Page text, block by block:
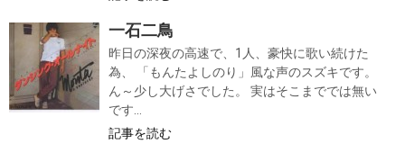
一石二鳥
昨日の深夜の高速で、1人、豪快に歌い続けた
為、 「もんたよしのり」風な声のスズキです。
ん～少し大げさでした。 実はそこまででは無い
です...
記事を読む